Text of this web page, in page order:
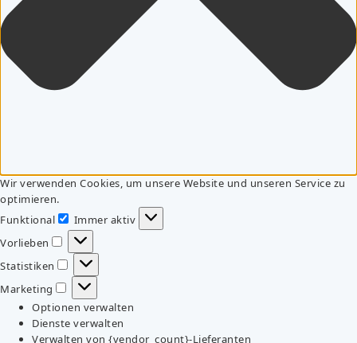
Wir verwenden Cookies, um unsere Website und unseren Service zu
optimieren.
Funktional
Funktional
Immer aktiv
Vorlieben
Vorlieben
Statistiken
Statistiken
Marketing
Marketing
Optionen verwalten
Dienste verwalten
Verwalten von {vendor_count}-Lieferanten